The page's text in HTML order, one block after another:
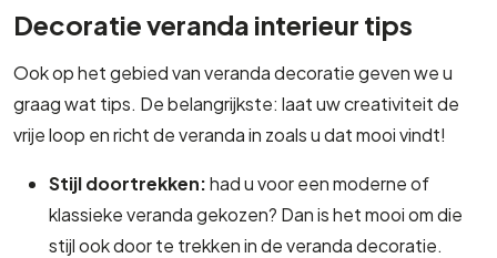
Decoratie veranda interieur tips
Ook op het gebied van veranda decoratie geven we u
graag wat tips. De belangrijkste: laat uw creativiteit de
vrije loop en richt de veranda in zoals u dat mooi vindt!
Stijl doortrekken:had u voor een moderne of
klassieke veranda gekozen? Dan is het mooi om die
stijl ook door te trekken in de veranda decoratie.